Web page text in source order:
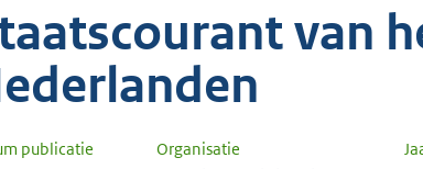
van
publicatie Organisatie